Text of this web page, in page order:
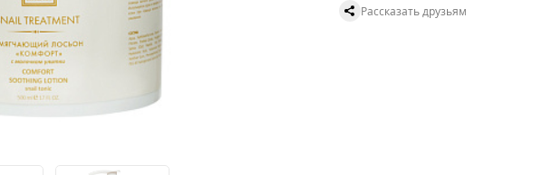
Рассказать друзьям